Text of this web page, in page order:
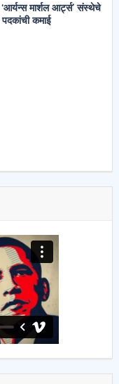
‘आर्यन्स मार्शल आर्ट्स’ संस्थेचे
कमाई